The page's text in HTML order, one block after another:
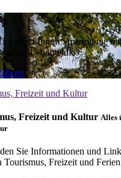
auf Ihrem Smartphone
schnell - bargeldlos
Freizeit und Kultur
Freizeit und Kultur Alles
Sie Informationen und
Tourismus, Freizeit und